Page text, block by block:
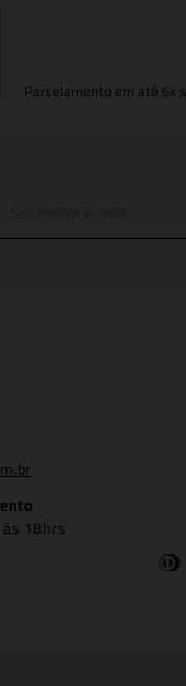
Parcelamento em até 6x
18hrs